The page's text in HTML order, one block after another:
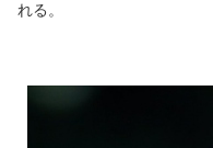
れる。